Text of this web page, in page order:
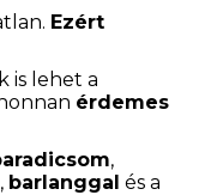
Ezért
is lehet a
érdemes
,
, barlanggal és a